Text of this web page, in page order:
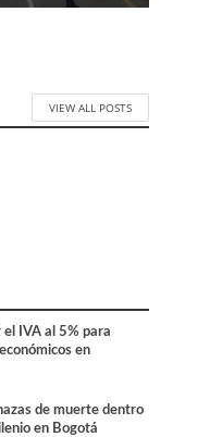
VIEW ALL POSTS
el IVA al 5% para
en
de muerte dentro
en Bogotá